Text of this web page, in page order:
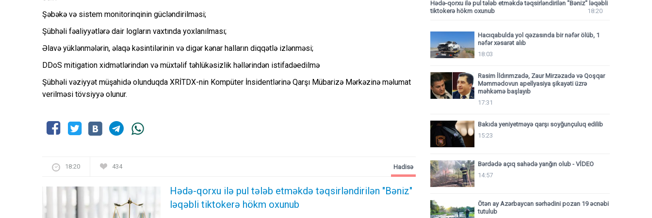
Şəbəkə və sistem monitorinqinin gücləndirilməsi;
Şübhəli fəaliyyətlərə dair logların vaxtında yoxlanılması;
Əlavə yüklənmələrin, əlaqə kəsintilərinin və digər kənar halların diqqətlə izlənməsi;
DDoS mitigation xidmətlərindən və müxtəlif təhlükəsizlik həllərindən istifadəedilmə
Şübhəli vəziyyət müşahidə olunduqda XRİTDX-nin Kompüter İnsidentlərinə Qarşı Mübarizə Mərkəzinə məlumat
verilməsi tövsiyyə olunur.
18:20 434
Hədə-qorxu ilə pul tələb etməkdə təqsirləndirilən "Bəniz"
ləqəbli tiktokerə hökm oxunub
Hadisə
Hədə-qorxu ilə pul tələb etməkdə təqsirləndirilən "Bəniz" ləqəbli
tiktokerə hökm oxunub
18:20
Hacıqabulda yol qəzasında bir nəfər ölüb, 1
nəfər xəsarət alıb
18:03
Rasim İldırımzadə, Zaur Mirzəzadə və Qoşqar
Məmmədovun apellyasiya şikayəti üzrə
məhkəmə başlayıb
17:31
Bakıda yeniyetməyə qarşı soyğunçuluq edilib
15:23
Bərdədə açıq sahədə yanğın olub - VİDEO
14:57
Ötən ay Azərbaycan sərhədini pozan 19 əcnəbi
tutulub